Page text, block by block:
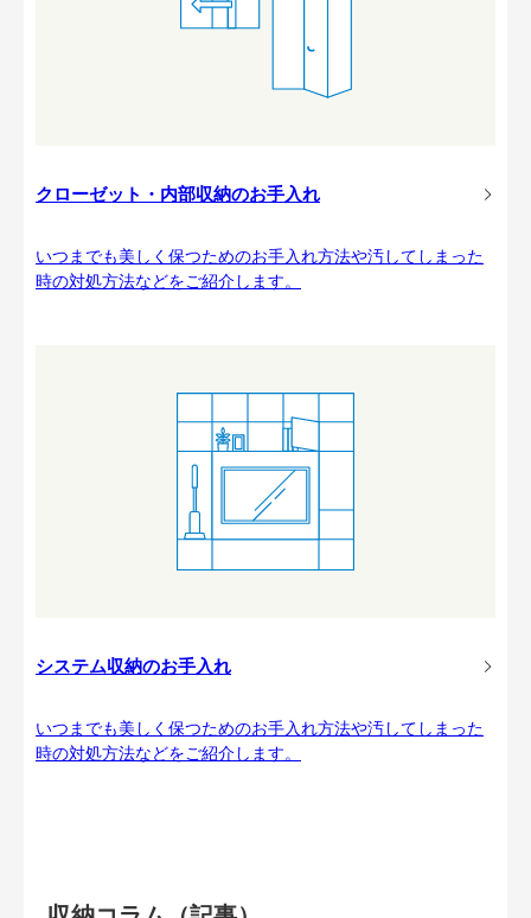
クローゼット・内部収納のお手入れ
いつまでも美しく保つためのお手入れ方法や汚してしまった
時の対処方法などをご紹介します。
システム収納のお手入れ
いつまでも美しく保つためのお手入れ方法や汚してしまった
時の対処方法などをご紹介します。